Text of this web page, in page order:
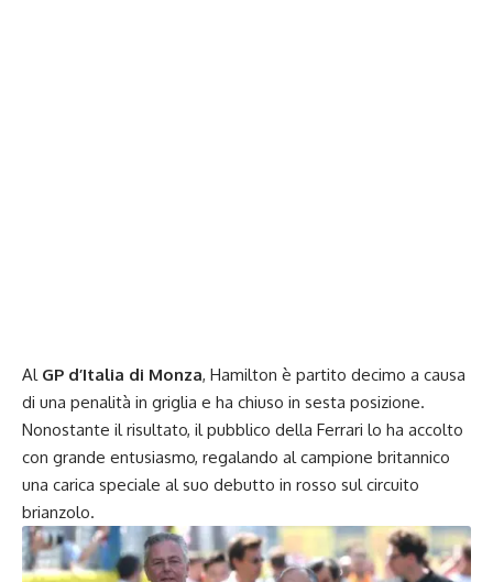
Al GP d’Italia di Monza, Hamilton è partito decimo a causa
di una penalità in griglia e ha chiuso in sesta posizione.
Nonostante il risultato, il pubblico della Ferrari lo ha accolto
con grande entusiasmo, regalando al campione britannico
una carica speciale al suo debutto in rosso sul circuito
brianzolo.